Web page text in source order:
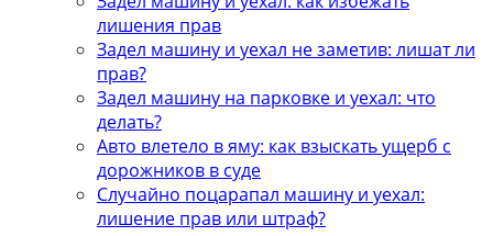
лишения прав
Задел машину и уехал не заметив: лишат ли
прав?
Задел машину на парковке и уехал: что
делать?
Авто влетело в яму: как взыскать ущерб с
дорожников в суде
Случайно поцарапал машину и уехал:
лишение прав или штраф?